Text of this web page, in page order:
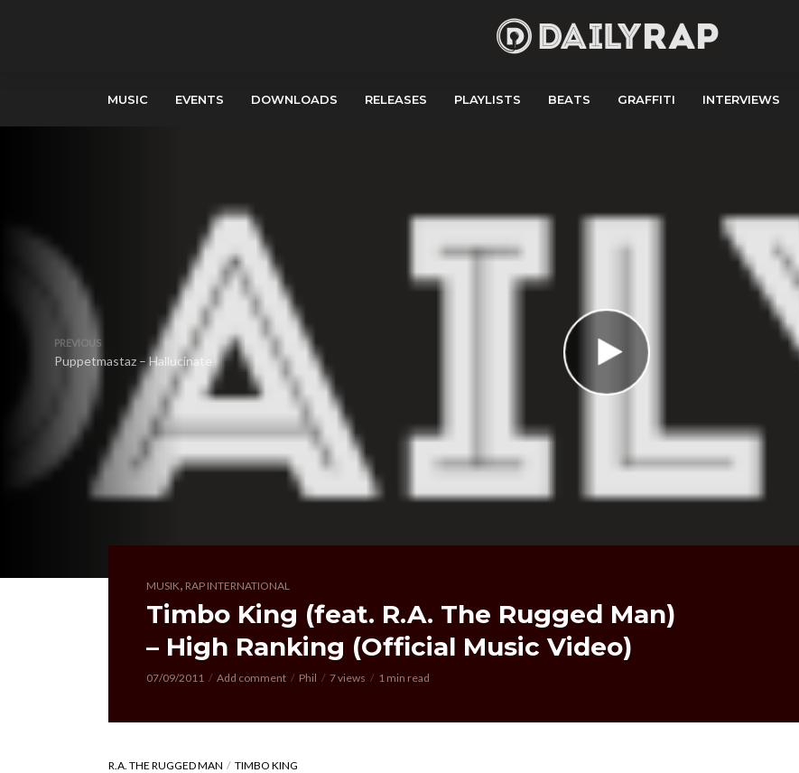
MUSIC EVENTS DOWNLOADS RELEASES PLAYLISTS BEATS GRAFFITI INTERVIEWS
PREVIOUS
Puppetmastaz – Hallucinate
MUSIK, RAP INTERNATIONAL
Timbo King (feat. R.A. The Rugged Man)
– High Ranking (Official Music Video)
07/09/2011 Add comment Phil 7 views 1 min read
R.A. THE RUGGED MAN TIMBO KING